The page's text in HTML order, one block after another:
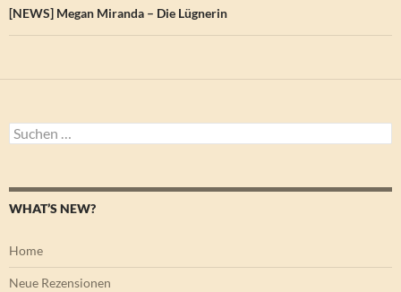
[NEWS] Megan Miranda – Die Lügnerin
Suchen
nach:
WHAT’S NEW?
Home
Neue Rezensionen